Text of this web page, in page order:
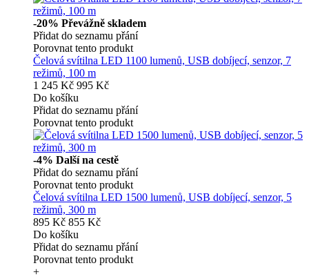
-20% Převážně skladem
Přidat do seznamu přání
Porovnat tento produkt
Čelová svítilna LED 1100 lumenů, USB dobíjecí, senzor, 7
režimů, 100 m
1 245 Kč 995 Kč
Do košíku
Přidat do seznamu přání
Porovnat tento produkt
-4% Další na cestě
Přidat do seznamu přání
Porovnat tento produkt
Čelová svítilna LED 1500 lumenů, USB dobíjecí, senzor, 5
režimů, 300 m
895 Kč 855 Kč
Do košíku
Přidat do seznamu přání
Porovnat tento produkt
+